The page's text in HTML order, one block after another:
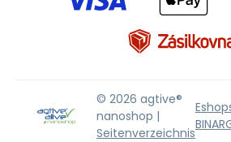
© 2026 agtive®
nanoshop |
Seitenverzeichnis